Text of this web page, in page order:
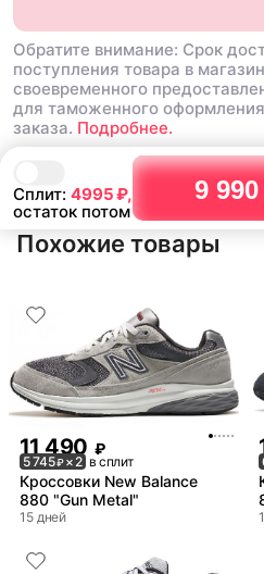
Сплит: 4995₽,
остаток потом
9
Обратите внимание: Срок
поступления товара в
своевременного
для таможенного
заказа. Подробнее.
Похожие товары
11 490 ₽
5 745₽× 2 в сплит
Кроссовки New Balance
880 "Gun Metal"
15 дней